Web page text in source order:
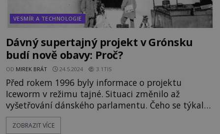
VESMÍR A TECHNOLOGIE
Dávný supertajný projekt v Grónsku
budí nově obavy: Proč?
OD MIREK BRÁT 24.5.2024 3.1TIS
Před rokem 1996 byly informace o projektu
Iceworm v režimu tajné. Situaci změnilo až
vyšetřování dánského parlamentu. Čeho se týkal
tajný program armády Spojených států na území
Grónska a proč po letech opět budí obavy? Projekt
ZOBRAZIT VÍCE